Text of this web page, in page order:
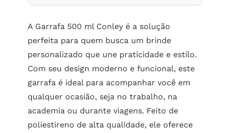
A Garrafa 500 ml Conley é a solução
perfeita para quem busca um brinde
personalizado que une praticidade e estilo.
Com seu design moderno e funcional, este
garrafa é ideal para acompanhar você em
qualquer ocasião, seja no trabalho, na
academia ou durante viagens. Feito de
poliestireno de alta qualidade, ele oferece